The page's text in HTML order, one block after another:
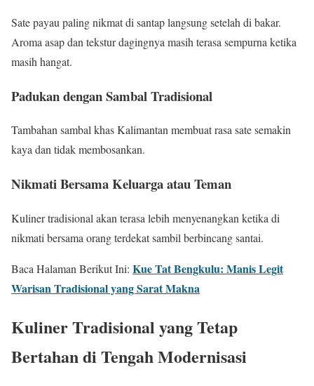
Sate payau paling nikmat di santap langsung setelah di bakar.
Aroma asap dan tekstur dagingnya masih terasa sempurna ketika
masih hangat.
Padukan dengan Sambal Tradisional
Tambahan sambal khas Kalimantan membuat rasa sate semakin
kaya dan tidak membosankan.
Nikmati Bersama Keluarga atau Teman
Kuliner tradisional akan terasa lebih menyenangkan ketika di
nikmati bersama orang terdekat sambil berbincang santai.
Baca Halaman Berikut Ini: Kue Tat Bengkulu: Manis Legit
Warisan Tradisional yang Sarat Makna
Kuliner Tradisional yang Tetap
Bertahan di Tengah Modernisasi